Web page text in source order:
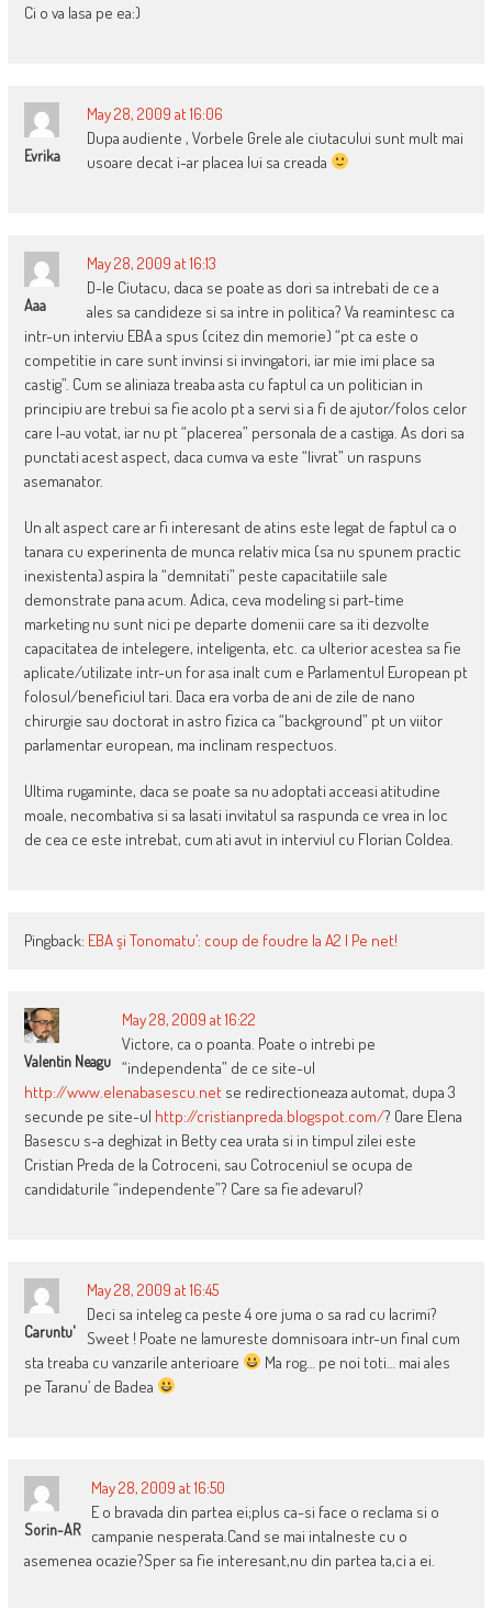
Ci o va lasa pe ea:)
Evrika
May 28, 2009 at 16:06
Dupa audiente , Vorbele Grele ale ciutacului sunt mult mai
usoare decat i-ar placea lui sa creada
Aaa
May 28, 2009 at 16:13
D-le Ciutacu, daca se poate as dori sa intrebati de ce a
ales sa candideze si sa intre in politica? Va reamintesc ca
intr-un interviu EBA a spus (citez din memorie) “pt ca este o
competitie in care sunt invinsi si invingatori, iar mie imi place sa
castig”. Cum se aliniaza treaba asta cu faptul ca un politician in
principiu are trebui sa fie acolo pt a servi si a fi de ajutor/folos celor
care l-au votat, iar nu pt “placerea” personala de a castiga. As dori sa
punctati acest aspect, daca cumva va este “livrat” un raspuns
asemanator.
Un alt aspect care ar fi interesant de atins este legat de faptul ca o
tanara cu experinenta de munca relativ mica (sa nu spunem practic
inexistenta) aspira la “demnitati” peste capacitatiile sale
demonstrate pana acum. Adica, ceva modeling si part-time
marketing nu sunt nici pe departe domenii care sa iti dezvolte
capacitatea de intelegere, inteligenta, etc. ca ulterior acestea sa fie
aplicate/utilizate intr-un for asa inalt cum e Parlamentul European pt
folosul/beneficiul tari. Daca era vorba de ani de zile de nano
chirurgie sau doctorat in astro fizica ca “background” pt un viitor
parlamentar european, ma inclinam respectuos.
Ultima rugaminte, daca se poate sa nu adoptati acceasi atitudine
moale, necombativa si sa lasati invitatul sa raspunda ce vrea in loc
de cea ce este intrebat, cum ati avut in interviul cu Florian Coldea.
Pingback: EBA şi Tonomatu’: coup de foudre la A2 | Pe net!
Valentin Neagu
May 28, 2009 at 16:22
Victore, ca o poanta. Poate o intrebi pe
“independenta” de ce site-ul
http://www.elenabasescu.netse redirectioneaza automat, dupa 3
secunde pe site-ul http://cristianpreda.blogspot.com/? Oare Elena
Basescu s-a deghizat in Betty cea urata si in timpul zilei este
Cristian Preda de la Cotroceni, sau Cotroceniul se ocupa de
candidaturile “independente”? Care sa fie adevarul?
Caruntu'
May 28, 2009 at 16:45
Deci sa inteleg ca peste 4 ore juma o sa rad cu lacrimi?
Sweet ! Poate ne lamureste domnisoara intr-un final cum
sta treaba cu vanzarile anterioare
Ma rog… pe noi toti… mai ales
pe Taranu’ de Badea
Sorin-AR
May 28, 2009 at 16:50
E o bravada din partea ei;plus ca-si face o reclama si o
campanie nesperata.Cand se mai intalneste cu o
asemenea ocazie?Sper sa fie interesant,nu din partea ta,ci a ei.